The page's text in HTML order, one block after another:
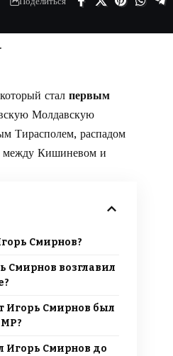
стал первым
Молдавскую
Тирасполем, распадом
между Кишиневом и
Смирнов?
Смирнов возглавил
Игорь Смирнов был
Игорь Смирнов до